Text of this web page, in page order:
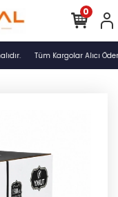
Tüm Kargolar Alıcı
0